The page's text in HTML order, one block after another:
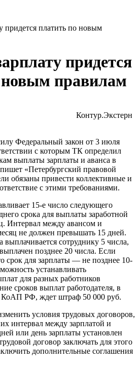
придется платить по новым
придется
правилам
Контур.Экстерн
Федеральный закон от 3 июля
с которым ТК определил
выплаты зарплаты и аванса в
«Петербургский правовой
обязаны привести коллективные и
с этими требованиями.
15-е число следующего
срока для выплаты заработной
Интервал между авансом и
не должен превышать 15 дней.
выплачивается сотруднику 5 числа,
позднее 20 числа. Если
срок для зарплаты — не позднее 10-
устанавливать
для разных работников
сроков выплат работодателя, в
КоАП РФ, ждет штраф 50 000 руб.
условия трудовых договоров,
интервал между зарплатой и
или день зарплаты установлен
договор заключать для этого
дополнительные соглашения